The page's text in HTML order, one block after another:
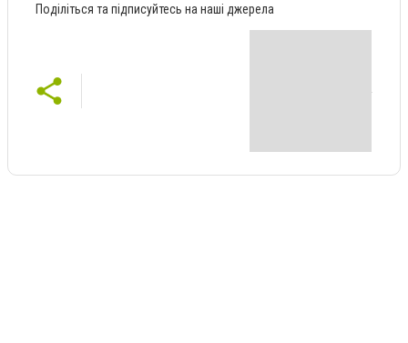
Поділіться та підписуйтесь на наші джерела